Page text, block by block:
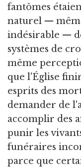
fantômes
naturel —
indésirable —
systèmes de
même
que l'Église
esprits des
demander de
accomplir des
punir les
funéraires
parce que